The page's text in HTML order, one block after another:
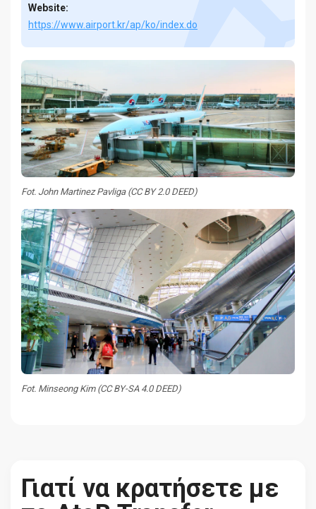
Website:
https://www.airport.kr/ap/ko/index.do
Fot. John Martinez Pavliga (CC BY 2.0 DEED)
Fot. Minseong Kim (CC BY-SA 4.0 DEED)
Γιατί να κρατήσετε με